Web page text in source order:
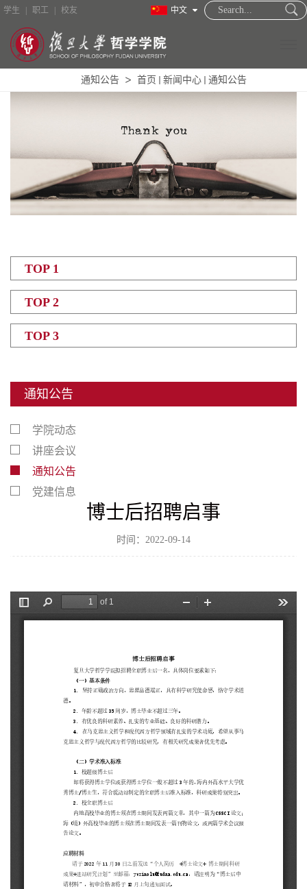
中文
学生 职工 校友
通知公告 首页 新闻中心 通知公告
TOP 1
TOP 2
TOP 3
通知公告
学院动态
讲座会议
通知公告
党建信息
博士后招聘启事
时间：2022-09-14